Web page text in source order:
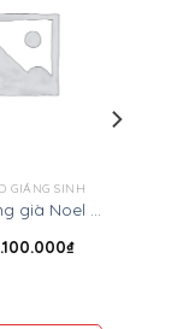
GIÁNG SINH
₫